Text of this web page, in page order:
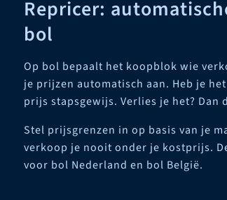
Repricer:
bol
Op bol bepaalt het koopblok wie
je prijzen automatisch aan. Heb je
prijs stapsgewijs. Verlies je het?
Stel prijsgrenzen in op basis van je
verkoop je nooit onder je kostprijs.
voor bol Nederland en bol België.